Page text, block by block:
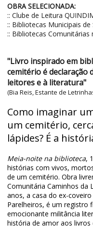
OBRA SELECIONADA:
:: Clube de Leitura
:: Bibliotecas Municipais de
:: Bibliotecas Comunitárias
"Livro inspirado em
cemitério é declaração
leitores e à literatura"
(Bia Reis, Estante de
Como imaginar
um cemitério,
lápides? É a
Meia-noite na biblioteca,
histórias com vivos,
de um cemitério. Obra
Comunitária Caminhos da
anos, a casa do ex-
Parelheiros, é um registro
emocionante militância
história de amor aos livros